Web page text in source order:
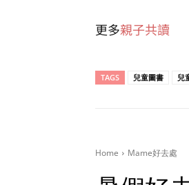
更多親子共讀
TAGS 兒童圖書 兒